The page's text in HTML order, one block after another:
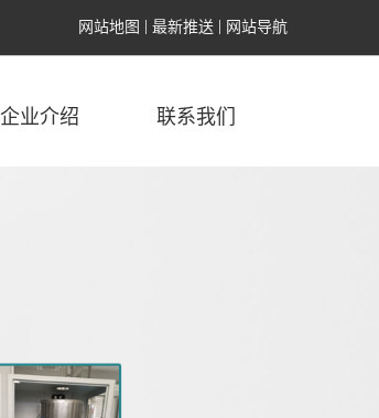
网站地图 最新推送 网站导航
企业介绍 联系我们